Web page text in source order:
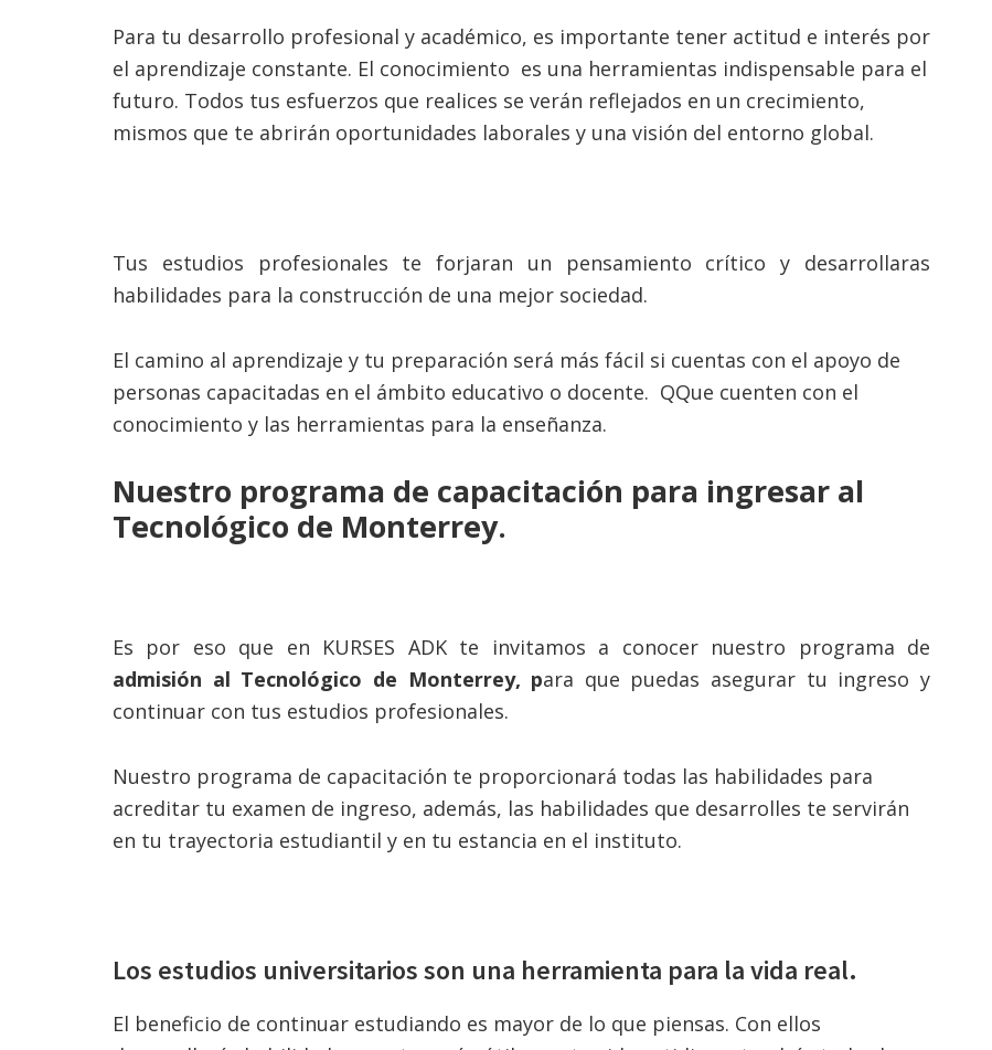
Para tu desarrollo profesional y académico, es importante tener actitud e interés por
el aprendizaje constante. El conocimiento es una herramientas indispensable para el
futuro. Todos tus esfuerzos que realices se verán reflejados en un crecimiento,
mismos que te abrirán oportunidades laborales y una visión del entorno global.
Tus estudios profesionales te forjaran un pensamiento crítico y desarrollaras
habilidades para la construcción de una mejor sociedad.
El camino al aprendizaje y tu preparación será más fácil si cuentas con el apoyo de
personas capacitadas en el ámbito educativo o docente. QQue cuenten con el
conocimiento y las herramientas para la enseñanza.
Nuestro programa de capacitación para ingresar al
Tecnológico de Monterrey.
Es por eso que en KURSES ADK te invitamos a conocer nuestro programa de
admisión al Tecnológico de Monterrey, para que puedas asegurar tu ingreso y
continuar con tus estudios profesionales.
Nuestro programa de capacitación te proporcionará todas las habilidades para
acreditar tu examen de ingreso, además, las habilidades que desarrolles te servirán
en tu trayectoria estudiantil y en tu estancia en el instituto.
Los estudios universitarios son una herramienta para la vida real.
El beneficio de continuar estudiando es mayor de lo que piensas. Con ellos